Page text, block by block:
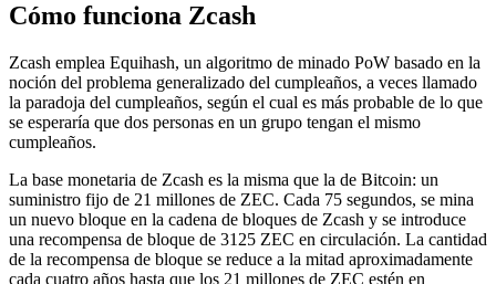
Cómo funciona Zcash
Zcash emplea Equihash, un algoritmo de minado PoW basado en la
noción del problema generalizado del cumpleaños, a veces llamado
la paradoja del cumpleaños, según el cual es más probable de lo que
se esperaría que dos personas en un grupo tengan el mismo
cumpleaños.
La base monetaria de Zcash es la misma que la de Bitcoin: un
suministro fijo de 21 millones de ZEC. Cada 75 segundos, se mina
un nuevo bloque en la cadena de bloques de Zcash y se introduce
una recompensa de bloque de 3125 ZEC en circulación. La cantidad
de la recompensa de bloque se reduce a la mitad aproximadamente
cada cuatro años hasta que los 21 millones de ZEC estén en